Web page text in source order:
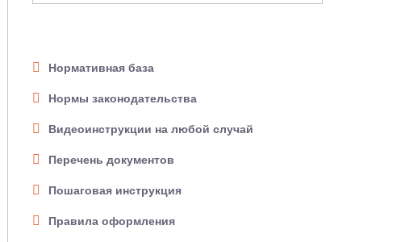
Нормативная база
Нормы законодательства
Видеоинструкции на любой случай
Перечень документов
Пошаговая инструкция
Правила оформления